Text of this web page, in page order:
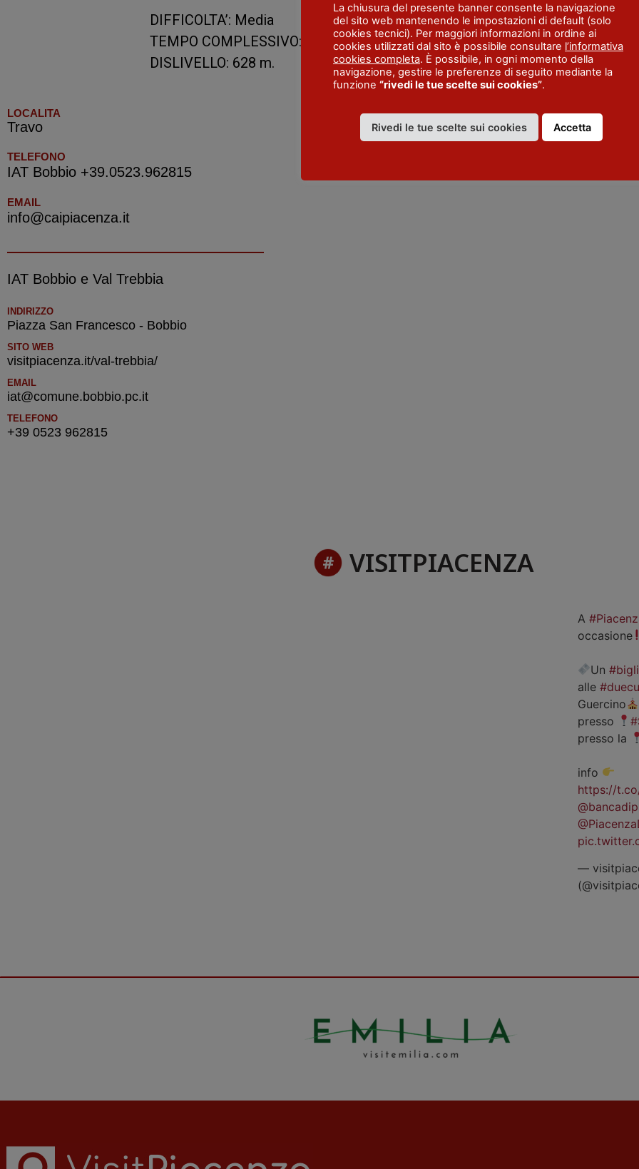
DIFFICOLTA’: Media
TEMPO COMPLESSIVO: Circa 1,5-2 ore
DISLIVELLO: 628 m.
LOCALITA
Travo
TELEFONO
IAT Bobbio +39.0523.962815
EMAIL
info@caipiacenza.it
IAT Bobbio e Val Trebbia
INDIRIZZO
Piazza San Francesco - Bobbio
SITO WEB
visitpiacenza.it/val-trebbia/
EMAIL
iat@comune.bobbio.pc.it
TELEFONO
+39 0523 962815
VISITPIACENZA
A
occasione
Un
alle
Guercino
presso
presso la
info
https://
—
La chiusura del presente banner consente la navigazione
del sito web mantenendo le impostazioni di default (solo
cookies tecnici). Per maggiori informazioni in ordine ai
cookies utilizzati dal sito è possibile consultare l’informativa
cookies completa. È possibile, in ogni momento della
navigazione, gestire le preferenze di seguito mediante la
funzione “rivedi le tue scelte sui cookies”.
Rivedi le tue scelte sui cookies Accetta